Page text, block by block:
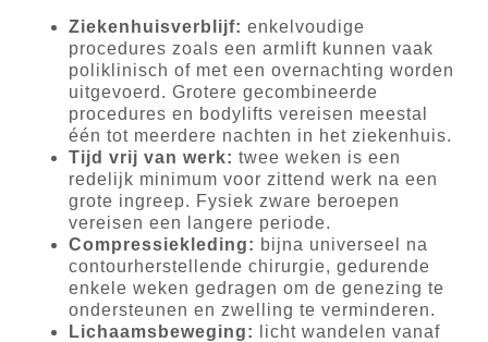
Ziekenhuisverblijf: enkelvoudige
procedures zoals een armlift kunnen vaak
poliklinisch of met een overnachting worden
uitgevoerd. Grotere gecombineerde
procedures en bodylifts vereisen meestal
één tot meerdere nachten in het ziekenhuis.
Tijd vrij van werk: twee weken is een
redelijk minimum voor zittend werk na een
grote ingreep. Fysiek zware beroepen
vereisen een langere periode.
Compressiekleding: bijna universeel na
contourherstellende chirurgie, gedurende
enkele weken gedragen om de genezing te
ondersteunen en zwelling te verminderen.
Lichaamsbeweging:
licht wandelen vanaf